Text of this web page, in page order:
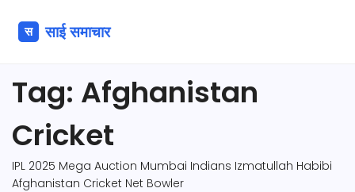
Tag: Afghanistan
Cricket
IPL 2025 Mega Auction Mumbai Indians Izmatullah Habibi
Afghanistan Cricket Net Bowler